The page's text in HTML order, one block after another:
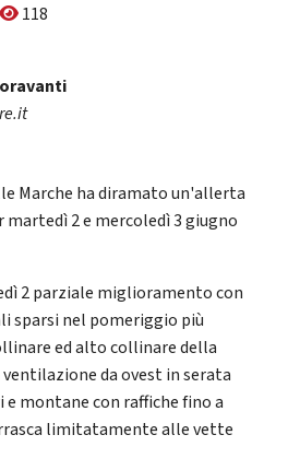
118
Marche ha diramato un'allerta
2 e mercoledì 3 giugno
2 parziale miglioramento con
sparsi nel pomeriggio più
ed alto collinare della
da ovest in serata
montane con raffiche fino a
limitatamente alle vette